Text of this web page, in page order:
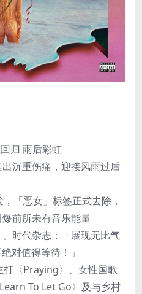
归 雨后彩虹
沉重伤痛，迎接风雨过后
「恶女」标签正式去除，
前所未有音乐能量
时代杂志：「展现无比气
对值得等待！」
〈Praying〉、女性国歌
To Let Go〉及与乡村